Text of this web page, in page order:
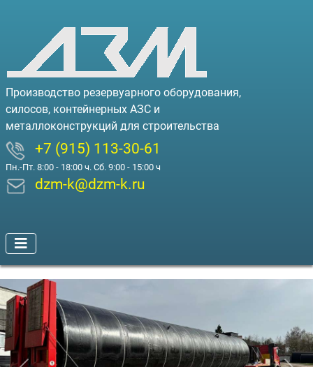
Производство резервуарного оборудования,
силосов, контейнерных АЗС и
металлоконструкций для строительства
+7 (915) 113-30-61
Пн.-Пт. 8:00 - 18:00 ч. Сб. 9:00 - 15:00 ч
dzm-k@dzm-k.ru